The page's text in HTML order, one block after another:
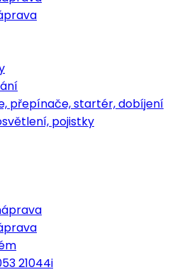
přepínače, startér, dobíjení
pojistky
21044i